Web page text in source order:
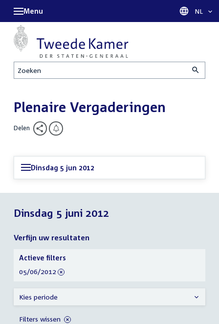
Zoeken
Menu Taal
NL
Plenaire Vergaderingen
Delen
Dinsdag 5 jun 2012
Dinsdag 5 juni 2012
Verfijn uw resultaten
Verfijn
uw
resultaten
Actieve filters
verwijder
05/06/2012
Kies periode
Filters wissen